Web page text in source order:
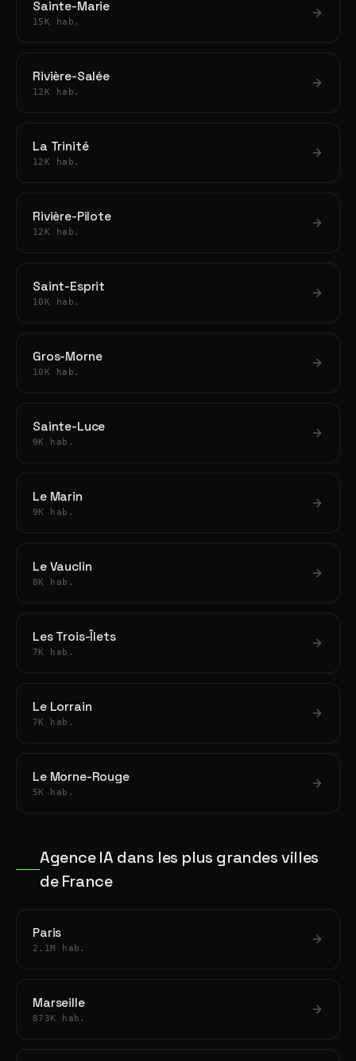
Sainte-Marie
15K hab.
Rivière-Salée
12K hab.
La Trinité
12K hab.
Rivière-Pilote
12K hab.
Saint-Esprit
10K hab.
Gros-Morne
10K hab.
Sainte-Luce
9K hab.
Le Marin
9K hab.
Le Vauclin
8K hab.
Les Trois-Îlets
7K hab.
Le Lorrain
7K hab.
Le Morne-Rouge
5K hab.
Agence IA dans les plus grandes villes
de France
Paris
2.1M hab.
Marseille
873K hab.